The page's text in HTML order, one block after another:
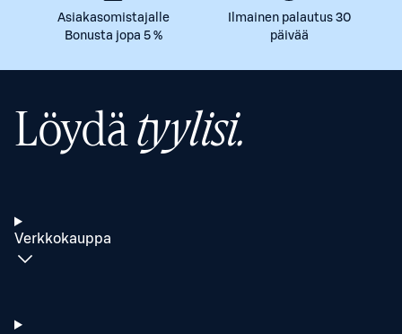
Asiakasomistajalle
Bonusta jopa 5 %
Ilmainen palautus 30
päivää
Löydätyylisi.
Verkkokauppa